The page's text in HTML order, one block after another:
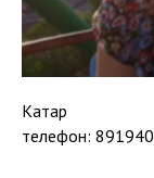
Катар
телефон: